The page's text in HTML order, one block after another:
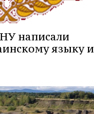
написали
языку и